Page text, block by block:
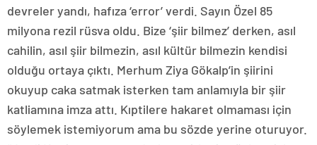
devreler yandı, hafıza ‘error’ verdi. Sayın Özel 85
milyona rezil rüsva oldu. Bize ‘şiir bilmez’ derken, asıl
cahilin, asıl şiir bilmezin, asıl kültür bilmezin kendisi
olduğu ortaya çıktı. Merhum Ziya Gökalp’in şiirini
okuyup caka satmak isterken tam anlamıyla bir şiir
katliamına imza attı. Kıptilere hakaret olmaması için
söylemek istemiyorum ama bu sözde yerine oturuyor.